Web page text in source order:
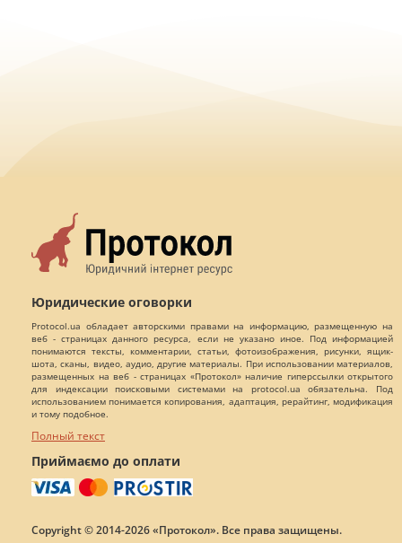
Юридические оговорки
Protocol.ua обладает авторскими правами на информацию, размещенную на
веб - страницах данного ресурса, если не указано иное. Под информацией
понимаются тексты, комментарии, статьи, фотоизображения, рисунки, ящик-
шота, сканы, видео, аудио, другие материалы. При использовании материалов,
размещенных на веб - страницах «Протокол» наличие гиперссылки открытого
для индексации поисковыми системами на protocol.ua обязательна. Под
использованием понимается копирования, адаптация, рерайтинг, модификация
и тому подобное.
Полный текст
Приймаємо до оплати
Copyright © 2014-2026 «Протокол». Все права защищены.